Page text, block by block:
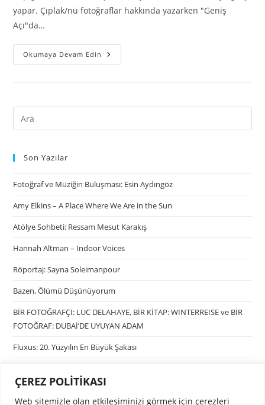
ÇEREZ POLİTİKASI
Web sitemizle olan etkileşiminizi görmek için çerezleri
yapar. Çıplak/nü fotoğraflar hakkında yazarken "Geniş
Açı"da…
Okumaya Devam Edin
Son Yazılar
Fotoğraf ve Müziğin Buluşması: Esin Aydıngöz
Amy Elkins – A Place Where We Are in the Sun
Atölye Sohbeti: Ressam Mesut Karakış
Hannah Altman – Indoor Voices
Röportaj: Sayna Soleimanpour
Bazen, Ölümü Düşünüyorum
BİR FOTOĞRAFÇI: LUC DELAHAYE, BİR KİTAP: WINTERREISE ve BİR
FOTOĞRAF: DUBAİ’DE UYUYAN ADAM
Fluxus: 20. Yüzyılın En Büyük Şakası
Kategoriler